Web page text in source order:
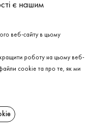
є нашим
веб-сайту в цьому
роботу на цьому веб-
cookie та про те, як ми